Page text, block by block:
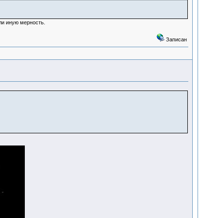
иную мерность.
Записан